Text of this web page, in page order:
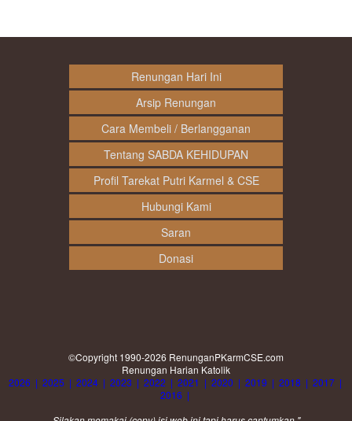
Renungan Hari Ini
Arsip Renungan
Cara Membeli / Berlangganan
Tentang SABDA KEHIDUPAN
Profil Tarekat Putri Karmel & CSE
Hubungi Kami
Saran
Donasi
©Copyright 1990-2026 RenunganPKarmCSE.com
Renungan Harian Katolik
2026 | 2025 | 2024 | 2023 | 2022 | 2021 | 2020 | 2019 | 2018 | 2017 |
2016 |